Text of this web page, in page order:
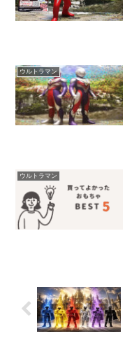
ウルトラマン
ウルトラマン